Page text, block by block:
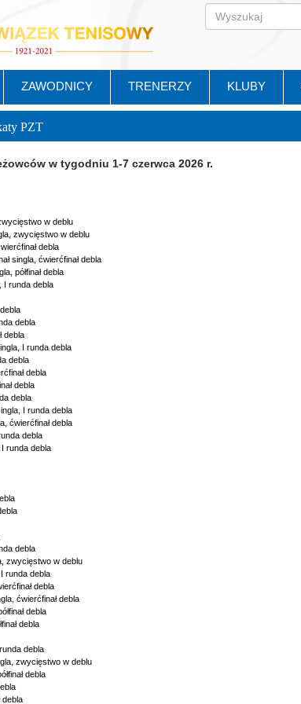
ZAWODNICY TRENERZY KLUBY
PZT
w tygodniu 1-7 czerwca 2026 r.
w deblu
zwycięstwo w deblu
debla
singla, ćwierćfinał debla
półfinał debla
I runda debla
debla
debla
I runda debla
debla
debla
debla
debla
I runda debla
ćwierćfinał debla
debla
runda debla
debla
zwycięstwo w deblu
runda debla
debla
ćwierćfinał debla
debla
debla
debla
zwycięstwo w deblu
debla
debla